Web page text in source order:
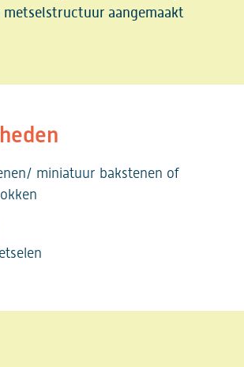
metselstructuur aangemaakt
miniatuur bakstenen of